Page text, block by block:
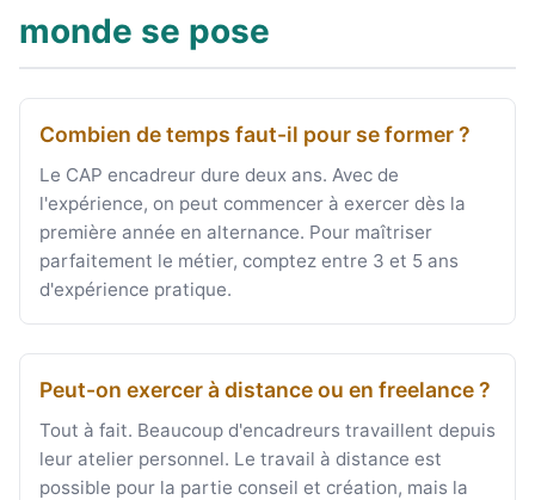
monde se pose
Combien de temps faut-il pour se former ?
Le CAP encadreur dure deux ans. Avec de
l'expérience, on peut commencer à exercer dès la
première année en alternance. Pour maîtriser
parfaitement le métier, comptez entre 3 et 5 ans
d'expérience pratique.
Peut-on exercer à distance ou en freelance ?
Tout à fait. Beaucoup d'encadreurs travaillent depuis
leur atelier personnel. Le travail à distance est
possible pour la partie conseil et création, mais la